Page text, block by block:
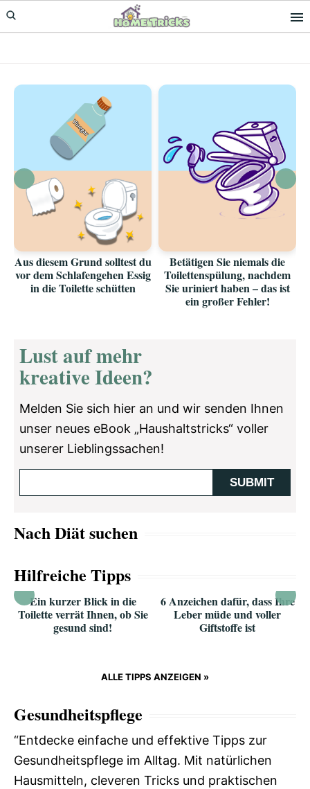
Skip
to
Skip
to
Aus diesem Grund solltest du
vor dem Schlafengehen Essig
in die Toilette schütten
Betätigen Sie niemals die
Toilettenspülung, nachdem
Sie uriniert haben – das ist
ein großer Fehler!
Lust auf mehr
kreative Ideen?
Melden Sie sich hier an und wir senden Ihnen
unser neues eBook „Haushaltstricks“ voller
unserer Lieblingssachen!
Nach Diät suchen
Hilfreiche Tipps
Ein kurzer Blick in die
Toilette verrät Ihnen, ob Sie
gesund sind!
6 Anzeichen dafür, dass Ihre
Leber müde und voller
Giftstoffe ist
ALLE TIPPS ANZEIGEN »
Gesundheitspflege
“Entdecke einfache und effektive Tipps zur
Gesundheitspflege im Alltag. Mit natürlichen
Hausmitteln, cleveren Tricks und praktischen